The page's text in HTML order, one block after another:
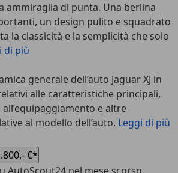
ammiraglia di punta. Una berlina
un design pulito e squadrato
la classicità e la semplicità che solo
di più
generale dell’auto Jaguar XJ in
alle caratteristiche principali,
e altre
al modello dell’auto. Leggi di più
€*